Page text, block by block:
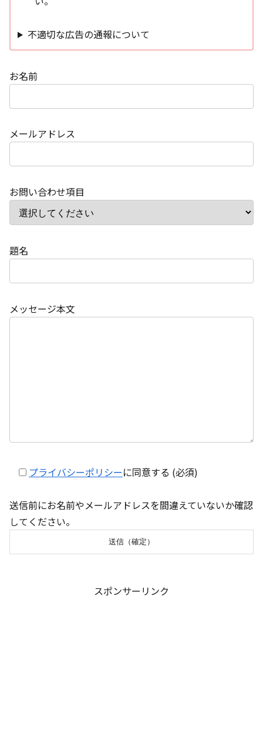
不適切な広告の通報について
お名前
メールアドレス
お問い合わせ項目
題名
メッセージ本文
プライバシーポリシーに同意する (必須)
送信前にお名前やメールアドレスを間違えていないか確認
してください。
スポンサーリンク